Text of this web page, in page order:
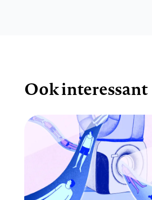
Ook interessant